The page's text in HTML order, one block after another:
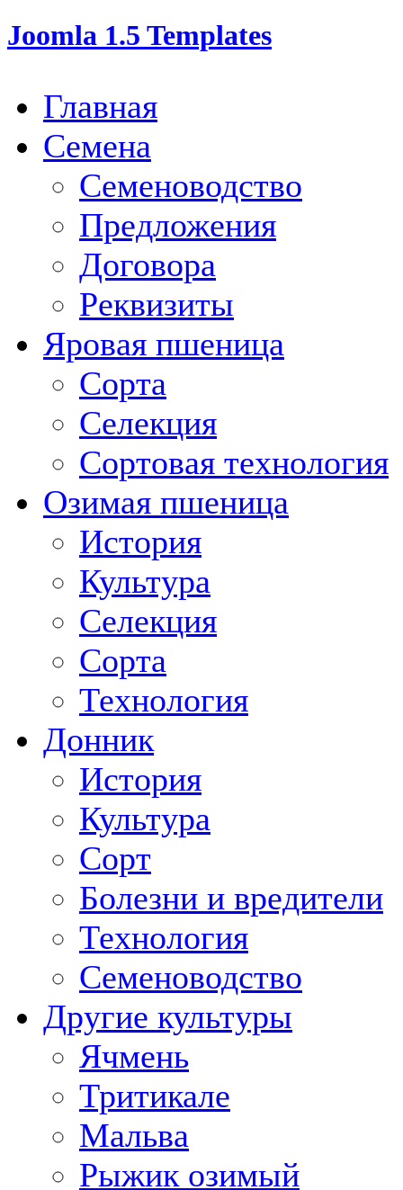
Joomla 1.5 Templates
Главная
Семена
Семеноводство
Предложения
Договора
Реквизиты
Яровая пшеница
Сорта
Селекция
Сортовая технология
Озимая пшеница
История
Культура
Селекция
Сорта
Технология
Донник
История
Культура
Сорт
Болезни и вредители
Технология
Семеноводство
Другие культуры
Ячмень
Тритикале
Мальва
Рыжик озимый